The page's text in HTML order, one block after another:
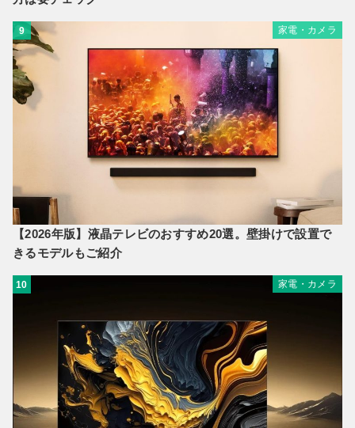
9 家電・カメラ
【2026年版】液晶テレビのおすすめ20選。壁掛けで設置で
きるモデルもご紹介
10 家電・カメラ